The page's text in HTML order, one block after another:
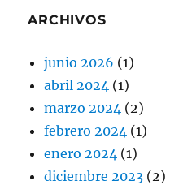
ARCHIVOS
junio 2026 (1)
abril 2024 (1)
marzo 2024 (2)
febrero 2024 (1)
enero 2024 (1)
diciembre 2023 (2)